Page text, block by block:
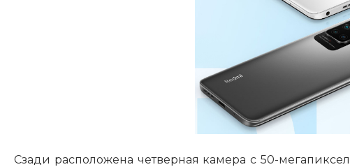
Сзади расположена четверная камера с 50-